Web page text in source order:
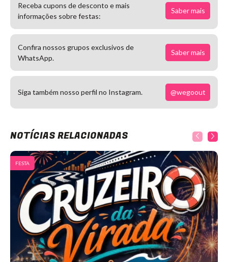
Receba cupons de desconto e mais
informações sobre festas:
Saber mais
Confira nossos grupos exclusivos de
WhatsApp.
Saber mais
Siga também nosso perfil no Instagram. @wegoout
NOTÍCIAS RELACIONADAS
FESTA